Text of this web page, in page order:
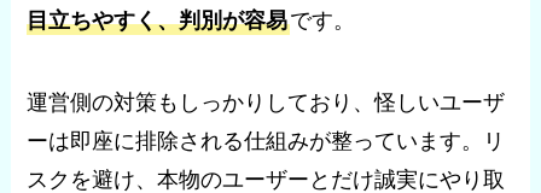
目立ちやすく、判別が容易です。
運営側の対策もしっかりしており、怪しいユーザ
ーは即座に排除される仕組みが整っています。リ
スクを避け、本物のユーザーとだけ誠実にやり取